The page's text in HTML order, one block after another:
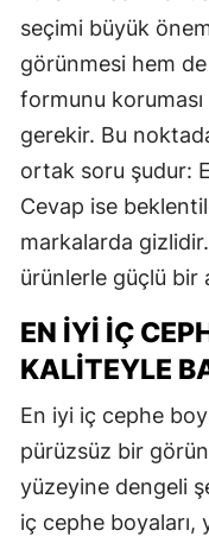
seçimi büyük
görünmesi hem
formunu
gerekir. Bu
ortak soru şudur:
Cevap ise
markalarda
ürünlerle güçlü bir
EN İYI İÇ
KALITEYLE
En iyi iç cephe
pürüzsüz bir
yüzeyine dengeli
iç cephe